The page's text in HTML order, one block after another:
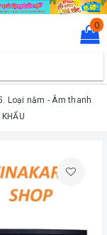
0
Loại nằm - Âm thanh